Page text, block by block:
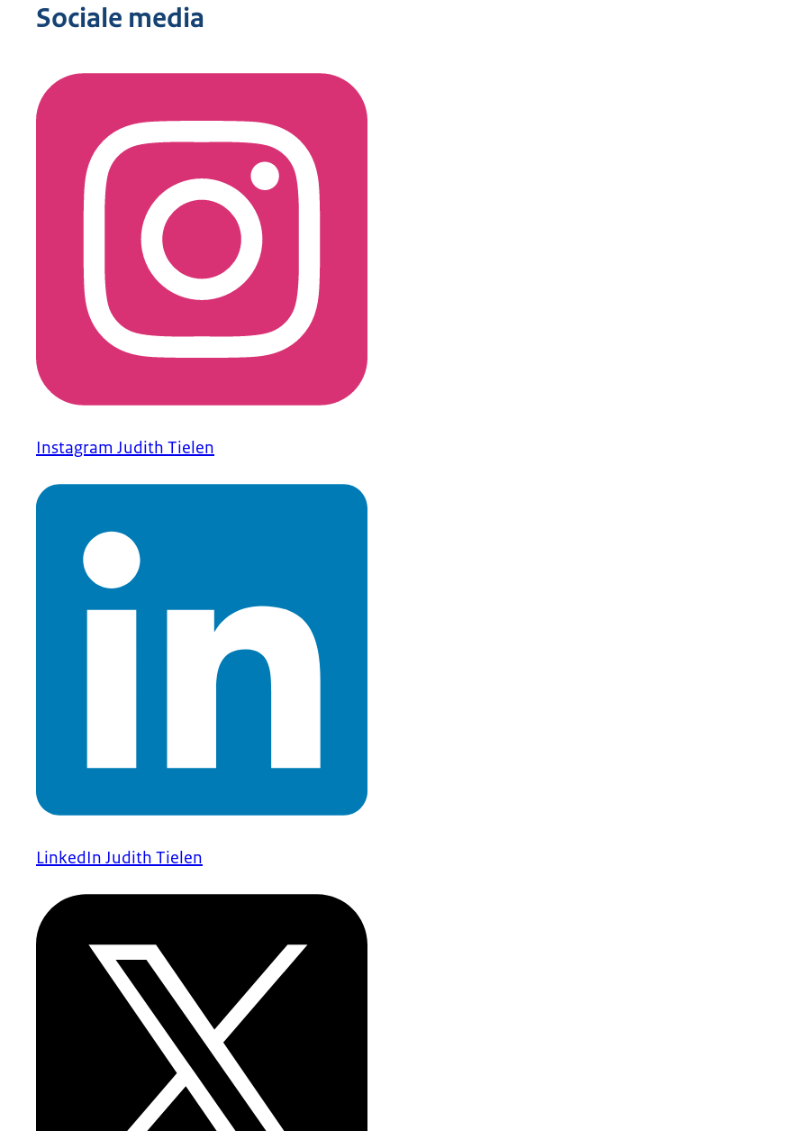
Sociale media
Instagram Judith Tielen
LinkedIn Judith Tielen